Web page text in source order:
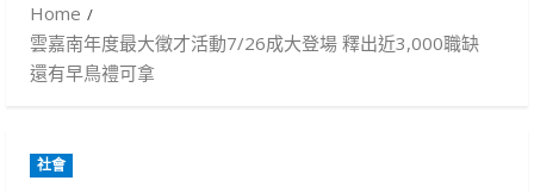
Home
雲嘉南年度最大徵才活動7/26成大登場 釋出近3,000職缺
還有早鳥禮可拿
社會